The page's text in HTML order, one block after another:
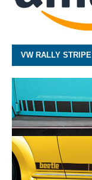
VW RALLY STRIPE